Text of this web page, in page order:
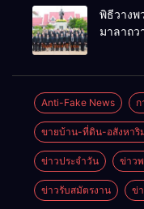
เยาวชน
พิธีวางพ
มาลาถว
2569 แ
การแข่
ฟุตบอล
เพื่อเชื่อม
ความสั
อันดีของ
หน่วยงา
Anti-Fake News
ขายบ้าน-ที่ดิน-อสังหาริ
ข่าวประจำวัน ข่าว
ข่าวรับสมัตรงาน ข่